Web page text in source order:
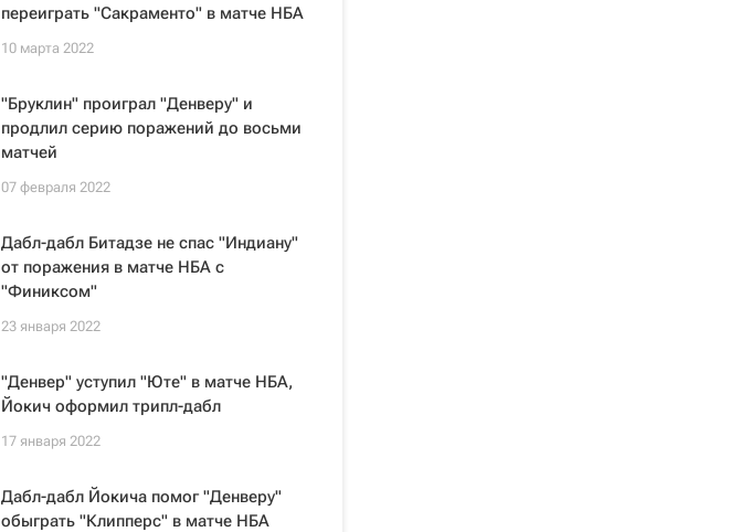
переиграть "Сакраменто" в матче НБА
10 марта 2022
"Бруклин" проиграл "Денверу" и
продлил серию поражений до восьми
матчей
07 февраля 2022
Дабл-дабл Битадзе не спас "Индиану"
от поражения в матче НБА с
"Финиксом"
23 января 2022
"Денвер" уступил "Юте" в матче НБА,
Йокич оформил трипл-дабл
17 января 2022
Дабл-дабл Йокича помог "Денверу"
обыграть "Клипперс" в матче НБА